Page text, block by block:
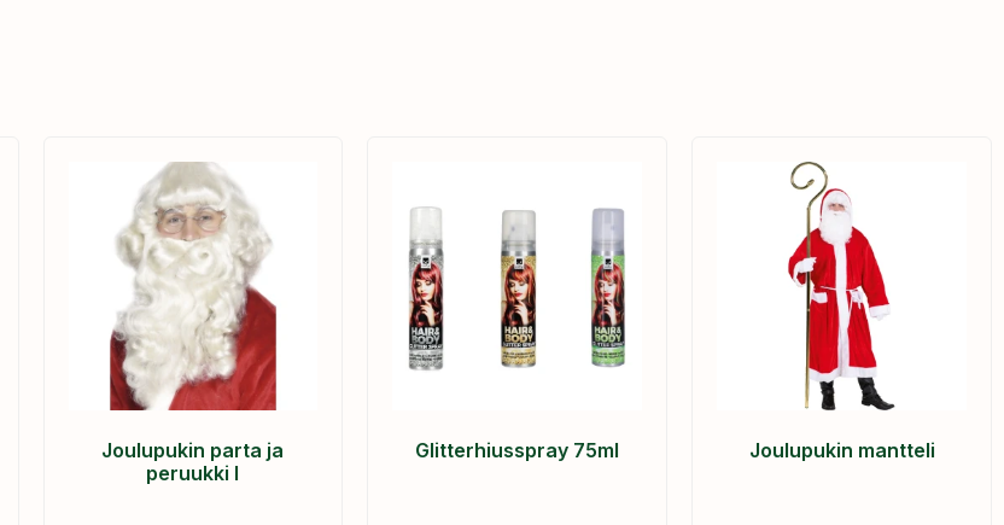
Joulupukin parta ja
peruukki I
Glitterhiusspray 75ml Joulupukin mantteli